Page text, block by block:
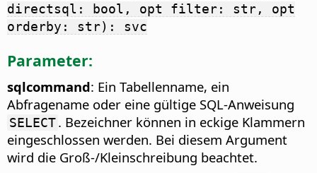
directsql: bool, opt filter: str, opt
orderby: str): svc
Parameter:
sqlcommand: Ein Tabellenname, ein
Abfragename oder eine gültige SQL-Anweisung
SELECT. Bezeichner können in eckige Klammern
eingeschlossen werden. Bei diesem Argument
wird die Groß-/Kleinschreibung beachtet.